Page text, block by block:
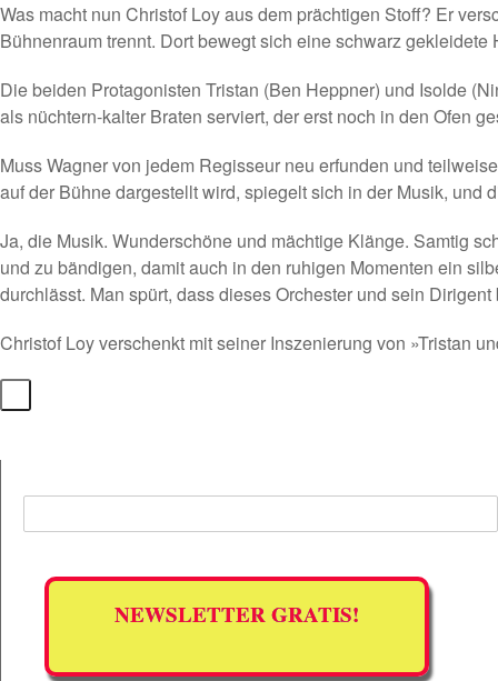
Was macht nun Christof Loy aus dem prächtigen Stoff? Er
Bühnenraum trennt. Dort bewegt sich eine schwarz
Die beiden Protagonisten Tristan (Ben Heppner) und Isolde
als nüchtern-kalter Braten serviert, der erst noch in den Ofen
Muss Wagner von jedem Regisseur neu erfunden und
auf der Bühne dargestellt wird, spiegelt sich in der Musik,
Ja, die Musik. Wunderschöne und mächtige Klänge. Samtig
und zu bändigen, damit auch in den ruhigen Momenten ein
durchlässt. Man spürt, dass dieses Orchester und sein
Christof Loyverschenkt mit seiner Inszenierung von »Tristan
NEWSLETTER GRATIS!